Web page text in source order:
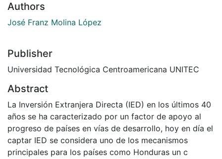
Authors
José Franz Molina López
Publisher
Universidad Tecnológica Centroamericana UNITEC
Abstract
La Inversión Extranjera Directa (IED) en los últimos 40
años se ha caracterizado por un factor de apoyo al
progreso de países en vías de desarrollo, hoy en día el
captar IED se considera uno de los mecanismos
principales para los países como Honduras un c